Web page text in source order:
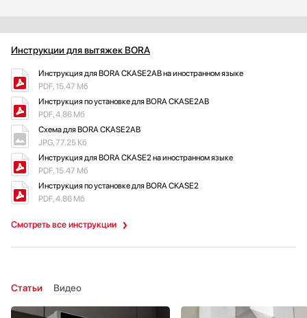
Инструкции для вытяжек BORA
Смотреть все инструкции
Инструкция для BORA CKASE2AB на иностранном языке
PDF, 15.47 Мб
Инструкция по установке для BORA CKASE2AB
PDF, 4.86 Мб
Схема для BORA CKASE2AB
JPG, 77.25 Кб
Инструкция для BORA CKASE2 на иностранном языке
PDF, 15.47 Мб
Инструкция по установке для BORA CKASE2
PDF, 4.86 Мб
Статьи Видео